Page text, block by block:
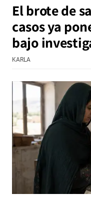
El brote de
casos ya
bajo
KARLA